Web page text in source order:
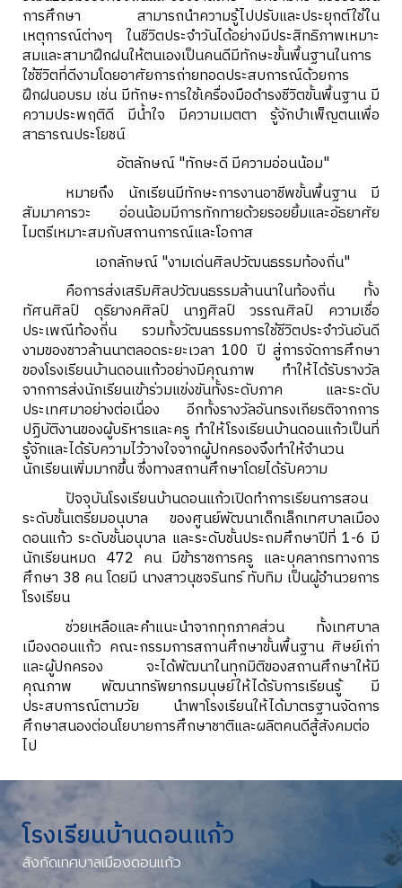
การศึกษา สามารถนำความรู้ไปปรับและประยุกต์ใช้ใน
เหตุการณ์ต่างๆ ในชีวิตประจำวันได้อย่างมีประสิทธิภาพเหมาะ
สมและสามาฝึกฝนให้ตนเองเป็นคนดีมีทักษะขั้นพื้นฐานในการ
ใช้ชีวิตที่ดีงามโดยอาศัยการถ่ายทอดประสบการณ์ด้วยการ
ฝึกฝนอบรม เช่น มีทักษะการใช้เครื่องมือดำรงชีวิตขั้นพื้นฐาน มี
ความประพฤติดี มีน้ำใจ มีความเมตตา รู้จักบำเพ็ญตนเพื่อ
สาธารณประโยชน์
อัตลักษณ์ "ทักษะดี มีความอ่อนน้อม"
หมายถึง นักเรียนมีทักษะการงานอาชีพขั้นพื้นฐาน มี
สัมมาคารวะ อ่อนน้อมมีการทักทายด้วยรอยยิ้มและอัธยาศัย
ไมตรีเหมาะสมกับสถานการณ์และโอกาส
เอกลักษณ์ "งามเด่นศิลปวัฒนธรรมท้องถิ่น"
คือการส่งเสริมศิลปวัฒนธรรมล้านนาในท้องถิ่น ทั้ง
ทัศนศิลป์ ดุริยางคศิลป์ นาฏศิลป์ วรรณศิลป์ ความเชื่อ
ประเพณีท้องถิ่น รวมทั้งวัฒนธรรมการใช้ชีวิตประจำวันอันดี
งามของชาวล้านนาตลอดระยะเวลา 100 ปี สู่การจัดการศึกษา
ของโรงเรียนบ้านดอนแก้วอย่างมีคุณภาพ ทำให้ได้รับรางวัล
จากการส่งนักเรียนเข้าร่วมแข่งขันทั้งระดับภาค และระดับ
ประเทศมาอย่างต่อเนื่อง อีกทั้งรางวัลอันทรงเกียรติจากการ
ปฏิบัติงานของผู้บริหารและครู ทำให้โรงเรียนบ้านดอนแก้วเป็นที่
รู้จักและได้รับความไว้วางใจจากผู้ปกครองจึงทำให้จำนวน
นักเรียนเพิ่มมากขึ้น ซึ่งทางสถานศึกษาโดยได้รับความ
ปัจจุบันโรงเรียนบ้านดอนแก้วเปิดทำการเรียนการสอน
ระดับชั้นเตรียมอนุบาล ของศูนย์พัฒนาเด็กเล็กเทศบาลเมือง
ดอนแก้ว ระดับชั้นอนุบาล และระดับชั้นประถมศึกษาปีที่ 1-6 มี
นักเรียนหมด 472 คน มีข้าราชการครู และบุคลากรทางการ
ศึกษา 38 คน โดยมี นางสาวนุชจรินทร์ ทับทิม เป็นผู้อำนวยการ
โรงเรียน
ช่วยเหลือและคำแนะนำจากทุกภาคส่วน ทั้งเทศบาล
เมืองดอนแก้ว คณะกรรมการสถานศึกษาขั้นพื้นฐาน ศิษย์เก่า
และผู้ปกครอง จะได้พัฒนาในทุกมิติของสถานศึกษาให้มี
คุณภาพ พัฒนาทรัพยากรมนุษย์ให้ได้รับการเรียนรู้ มี
ประสบการณ์ตามวัย นำพาโรงเรียนให้ได้มาตรฐานจัดการ
ศึกษาสนองต่อนโยบายการศึกษาชาติและผลิตคนดีสู้สังคมต่อ
ไป
โรงเรียนบ้านดอนแก้ว
สังกัดเทศบาลเมืองดอนแก้ว